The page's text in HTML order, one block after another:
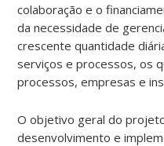
colaboração e o
da necessidade de
crescente quantidade
serviços e processos, os
processos, empresas e
O objetivo geral do
desenvolvimento e